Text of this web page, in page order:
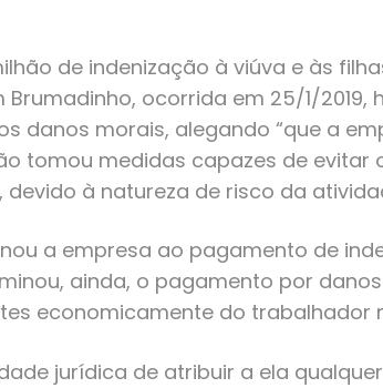
de indenização à viúva e às
ocorrida em 25/1/2019,
danos morais, alegando “que a
tomou medidas capazes de evitar
à natureza de risco da
a empresa ao pagamento de
ainda, o pagamento por
economicamente do trabalhador
jurídica de atribuir a ela